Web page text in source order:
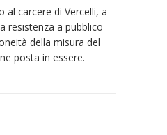
carcere di Vercelli, a
resistenza a pubblico
della misura del
posta in essere.